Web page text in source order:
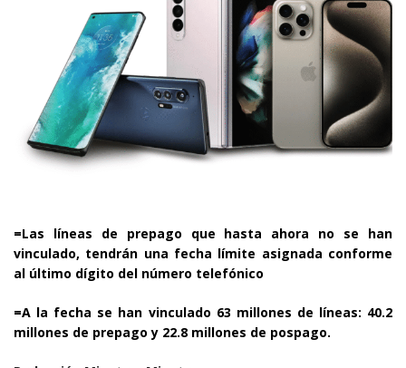
=Las líneas de prepago que hasta ahora no se han
vinculado, tendrán una fecha límite asignada conforme
al último dígito del número telefónico
=A la fecha se han vinculado 63 millones de líneas: 40.2
millones de prepago y 22.8 millones de pospago.